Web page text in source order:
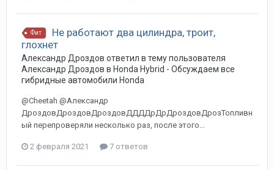
Фит
Не работают два цилиндра, троит,
глохнет
Александр Дроздов ответил в тему пользователя
Александр Дроздов в Honda Hybrid - Обсуждаем все
гибридные автомобили Honda
@Cheetah @Александр
ДроздовДроздовДроздовДДДДрДрДроздовДрозТопливн
ый перепроверяли несколько раз, после этого...
2 февраля 2021 7 ответов